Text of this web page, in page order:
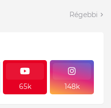
Régebbi
65k 148k